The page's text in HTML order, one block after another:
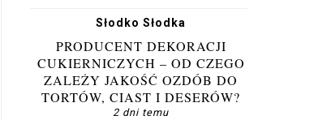
Słodko Słodka
PRODUCENT DEKORACJI
CUKIERNICZYCH – OD CZEGO
ZALEŻY JAKOŚĆ OZDÓB DO
TORTÓW, CIAST I DESERÓW?
2 dni temu